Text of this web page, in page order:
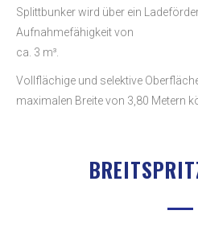
Splittbunker wird über ein
Aufnahmefähigkeit von
ca. 3 m³.
Vollflächige und selektive
maximalen Breite von 3,80 Metern